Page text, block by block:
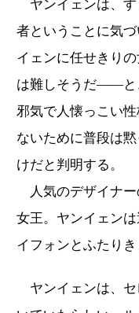
ヤンイェンは、す
者ということに気
イェンに任せきり
は難しそうだ――と
邪気で人懐っこい
ないために普段は
けだと判明する。
人気のデザイナー
女王。ヤンイェン
イフォンとふたりき
ヤンイェンは、セ